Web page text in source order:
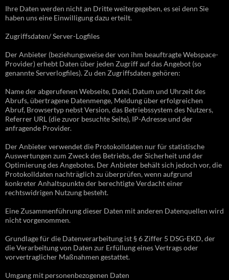
Ihre Daten werden nicht an Dritte weitergegeben, es sei denn Sie
haben uns eine Einwilligung dazu erteilt.
Zugriffsdaten/ Server-Logfiles
Der Anbieter (beziehungsweise der von ihm beauftragte Webspace-
Provider) erhebt Daten über jeden Zugriff auf das Angebot (so
genannte Serverlogfiles). Zu den Zugriffsdaten gehören:
Name der abgerufenen Webseite, Datei, Datum und Uhrzeit des
Abrufs, übertragene Datenmenge, Meldung über erfolgreichen
Abruf, Browsertyp nebst Version, das Betriebssystem des Nutzers,
Referrer URL (die zuvor besuchte Seite), IP-Adresse und der
anfragende Provider.
Der Anbieter verwendet die Protokolldaten nur für statistische
Auswertungen zum Zweck des Betriebs, der Sicherheit und der
Optimierung des Angebotes. Der Anbieter behält sich jedoch vor, die
Protokolldaten nachträglich zu überprüfen, wenn aufgrund
konkreter Anhaltspunkte der berechtigte Verdacht einer
rechtswidrigen Nutzung besteht.
Eine Zusammenführung dieser Daten mit anderen Datenquellen wird
nicht vorgenommen.
Grundlage für die Datenverarbeitung ist § 6 Ziffer 5 DSG-EKD, der
die Verarbeitung von Daten zur Erfüllung eines Vertrags oder
vorvertraglicher Maßnahmen gestattet.
Umgang mit personenbezogenen Daten